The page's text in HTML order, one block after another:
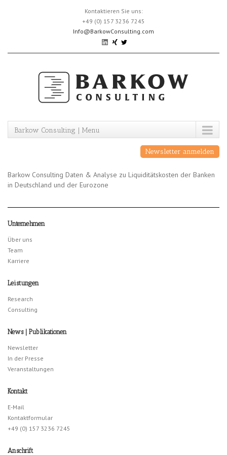
Kontaktieren Sie uns:
+49 (0) 157 3236 7245
Info@BarkowConsulting.com
Barkow Consulting | Menu
Newsletter anmelden
Barkow Consulting Daten & Analyse zu Liquiditätskosten der Banken
in Deutschland und der Eurozone
Unternehmen
Über uns
Team
Karriere
Leistungen
Research
Consulting
News | Publikationen
Newsletter
In der Presse
Veranstaltungen
Kontakt
E-Mail
Kontaktformular
+49 (0) 157 3236 7245
Anschrift